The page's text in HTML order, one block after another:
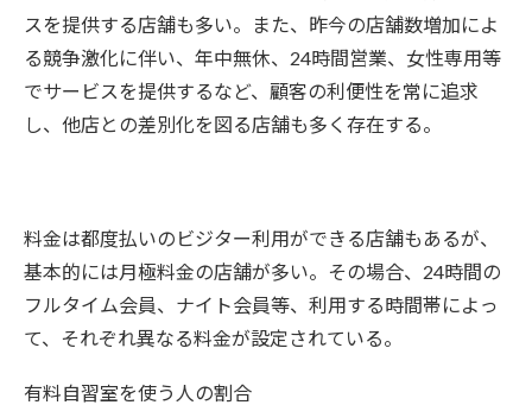
スを提供する店舗も多い。また、昨今の店舗数増加によ
る競争激化に伴い、年中無休、24時間営業、女性専用等
でサービスを提供するなど、顧客の利便性を常に追求
し、他店との差別化を図る店舗も多く存在する。
料金は都度払いのビジター利用ができる店舗もあるが、
基本的には月極料金の店舗が多い。その場合、24時間の
フルタイム会員、ナイト会員等、利用する時間帯によっ
て、それぞれ異なる料金が設定されている。
有料自習室を使う人の割合